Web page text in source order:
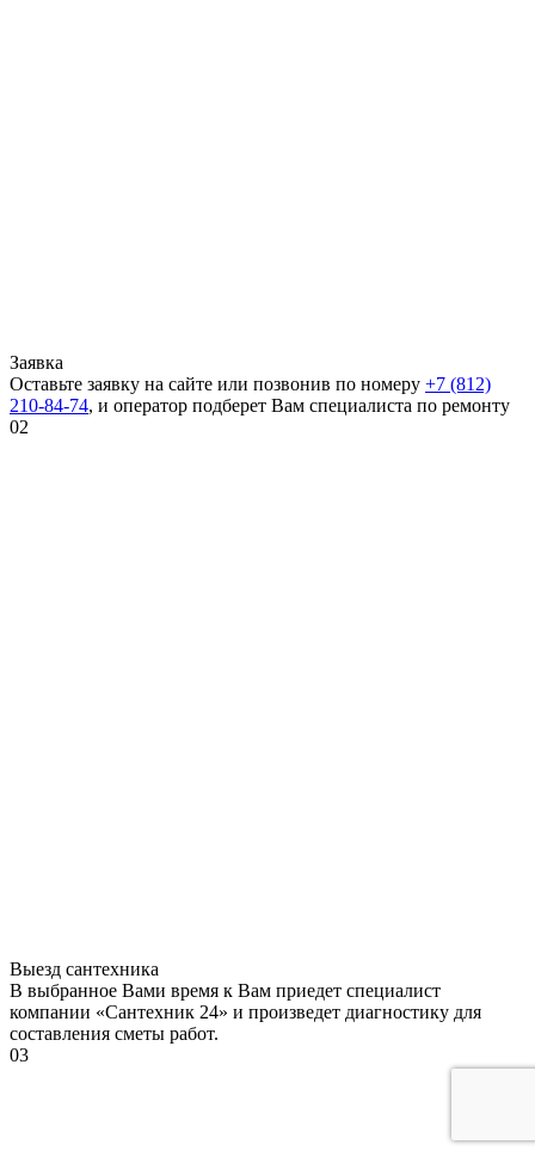
Заявка
Оставьте заявку на сайте или позвонив по номеру +7 (812)
210-84-74, и оператор подберет Вам специалиста по ремонту
02
Выезд сантехника
В выбранное Вами время к Вам приедет специалист
компании «Сантехник 24» и произведет диагностику для
составления сметы работ.
03